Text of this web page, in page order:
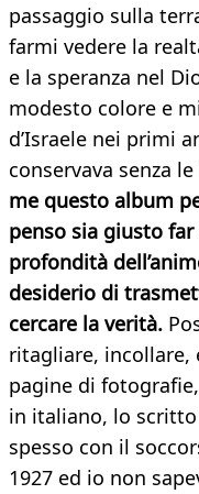
passaggio sulla
farmi vedere la
e la speranza nel
modesto colore e
d’Israele nei primi
conservava senza
me questo album
penso sia giusto
profondità
desiderio di
cercare la verità.
ritagliare, incollare,
pagine di
in italiano, lo
spesso con il
1927 ed io non